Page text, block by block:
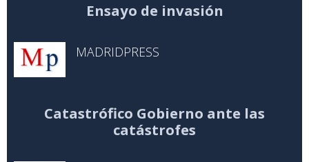
Ensayo de invasión
MADRIDPRESS
Catastrófico Gobierno ante las
catástrofes